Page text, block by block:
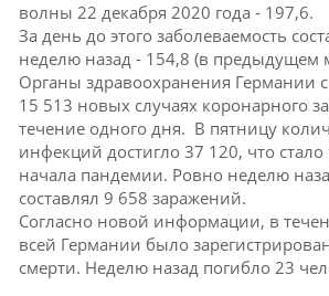
волны 22 декабря 2020 года - 197,6.
За день до этого заболеваемость
неделю назад - 154,8 (в предыдущем
Органы здравоохранения Германии
15 513 новых случаях коронарного
течение одного дня. В пятницу
инфекций достигло 37 120, что
начала пандемии. Ровно неделю
составлял 9 658 заражений.
Согласно новой информации, в
всей Германии было
смерти. Неделю назад погибло 23